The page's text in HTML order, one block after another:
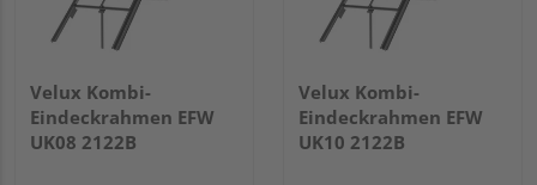
Velux Kombi-
Eindeckrahmen EFW
UK08 2122B
Velux Kombi-
Eindeckrahmen EFW
UK10 2122B